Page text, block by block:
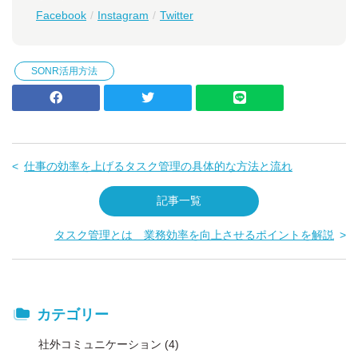
Facebook
Instagram Twitter
SONR活用方法
仕事の効率を上げるタスク管理の具体的な方法と流れ
記事一覧
タスク管理とは 業務効率を向上させるポイントを解説
カテゴリー
社外コミュニケーション (4)